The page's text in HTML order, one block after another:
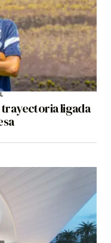
trayectoria ligada